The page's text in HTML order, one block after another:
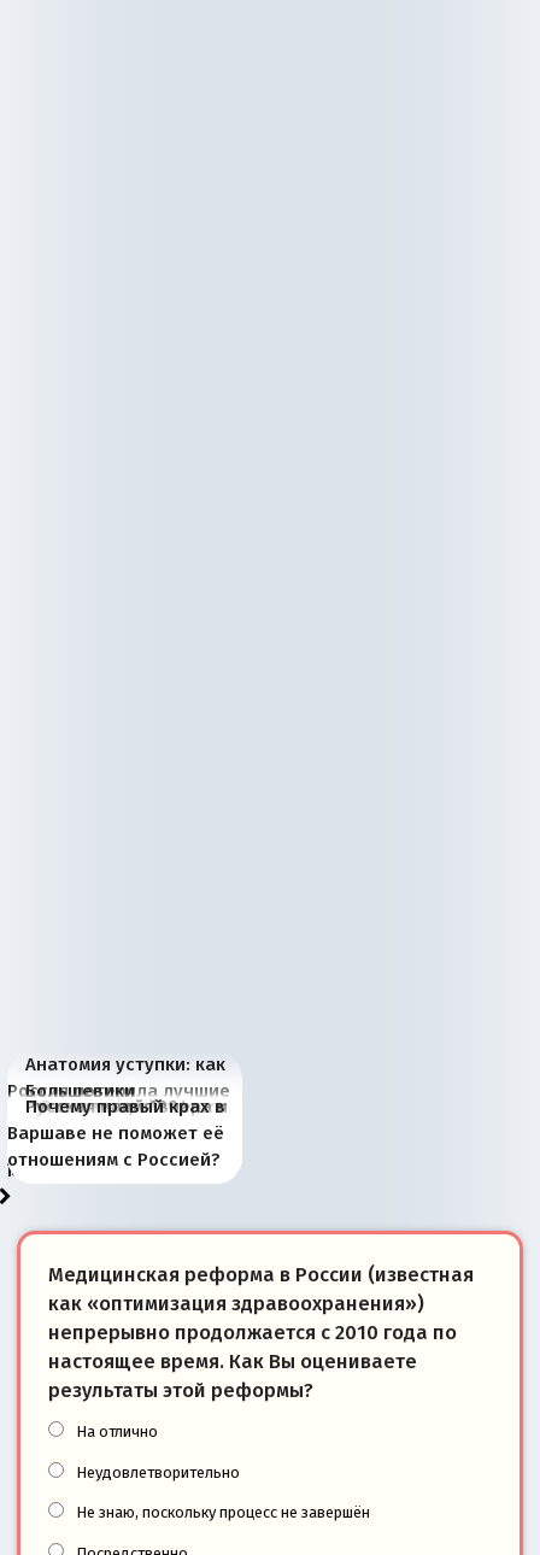
Анатомия уступки: как
Россия потеряла лучшие
рыбопромысловые
районы Баренцева
моря
Большевики
отличаются от «Яблока»
тем, что они -
победители
Киевская марионетка
Запада рассказала о
«переобувании» хозяев
В России назрели
перемены: 15 шагов к
суверенной экономике
Миграционный пожар
Европы
Россия начинает
сбрасывать балласт
Анкориджа
Россия зимой 1904
года: первые уступки во
внутренней политике
Русская нация вчера и
сегодня
Почему правый крах в
Варшаве не поможет её
отношениям с Россией?
Медицинская реформа в России (известная
как «оптимизация здравоохранения»)
непрерывно продолжается с 2010 года по
настоящее время. Как Вы оцениваете
результаты этой реформы?
На отлично
Неудовлетворительно
Не знаю, поскольку процесс не завершён